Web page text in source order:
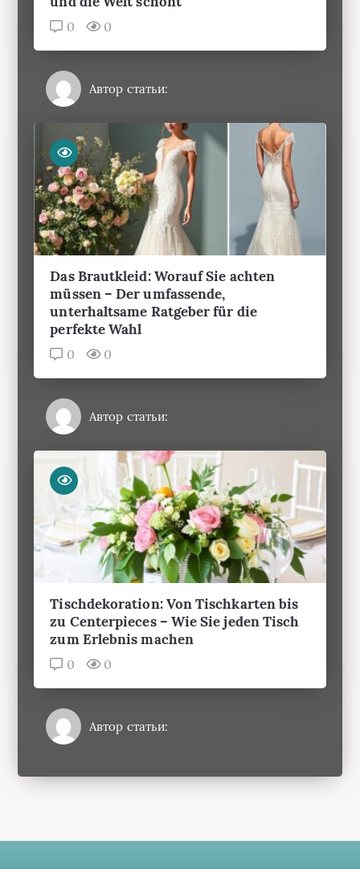
Das Brautkleid: Worauf Sie achten
müssen – Der umfassende,
perfekte Wahl
0 0
Tischdekoration: Von Tischkarten bis
zu Centerpieces – Wie Sie jeden Tisch
0 0
Hochzeit